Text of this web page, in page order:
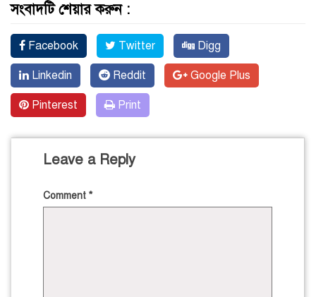
সংবাদটি শেয়ার করুন :
Facebook Twitter Digg
Linkedin Reddit Google Plus
Pinterest Print
Leave a Reply
Comment *